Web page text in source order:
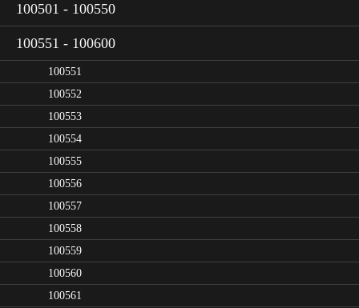
100501 - 100550
100551 - 100600
100551
100552
100553
100554
100555
100556
100557
100558
100559
100560
100561